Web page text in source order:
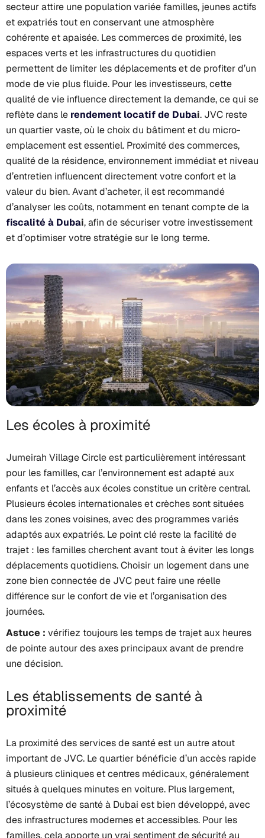
secteur attire une population variée familles, jeunes actifs
et expatriés tout en conservant une atmosphère
cohérente et apaisée. Les commerces de proximité, les
espaces verts et les infrastructures du quotidien
permettent de limiter les déplacements et de profiter d’un
mode de vie plus fluide. Pour les investisseurs, cette
qualité de vie influence directement la demande, ce qui se
reflète dans le rendement locatif de Dubai. JVC reste
un quartier vaste, où le choix du bâtiment et du micro-
emplacement est essentiel. Proximité des commerces,
qualité de la résidence, environnement immédiat et niveau
d’entretien influencent directement votre confort et la
valeur du bien. Avant d’acheter, il est recommandé
d’analyser les coûts, notamment en tenant compte de la
fiscalité à Dubai, afin de sécuriser votre investissement
et d’optimiser votre stratégie sur le long terme.
Les écoles à proximité
Jumeirah Village Circle est particulièrement intéressant
pour les familles, car l’environnement est adapté aux
enfants et l’accès aux écoles constitue un critère central.
Plusieurs écoles internationales et crèches sont situées
dans les zones voisines, avec des programmes variés
adaptés aux expatriés. Le point clé reste la facilité de
trajet : les familles cherchent avant tout à éviter les longs
déplacements quotidiens. Choisir un logement dans une
zone bien connectée de JVC peut faire une réelle
différence sur le confort de vie et l’organisation des
journées.
Astuce : vérifiez toujours les temps de trajet aux heures
de pointe autour des axes principaux avant de prendre
une décision.
Les établissements de santé à
proximité
La proximité des services de santé est un autre atout
important de JVC. Le quartier bénéficie d’un accès rapide
à plusieurs cliniques et centres médicaux, généralement
situés à quelques minutes en voiture. Plus largement,
l’écosystème de santé à Dubai est bien développé, avec
des infrastructures modernes et accessibles. Pour les
familles, cela apporte un vrai sentiment de sécurité au